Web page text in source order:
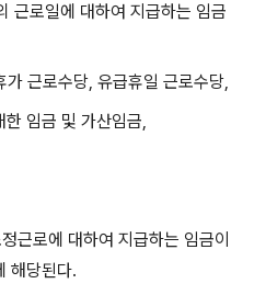
근로일에 대하여 지급하는 임금
가 근로수당, 유급휴일 근로수당,
한 임금 및 가산임금,
근로에 대하여 지급하는 임금이
해당된다.